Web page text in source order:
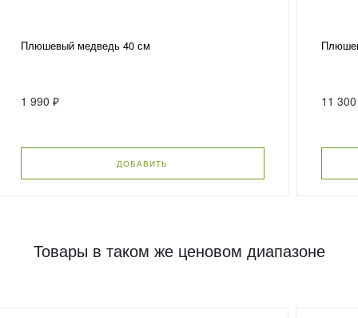
Плюшевый медведь 40 см
1 990 ₽
ДОБАВИТЬ
11
Товары в таком же ценовом диапазоне